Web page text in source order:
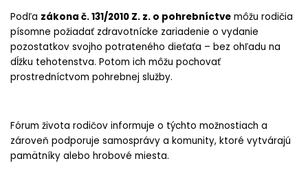
Podľa zákona č. 131/2010 Z. z. o pohrebníctve môžu rodičia
písomne požiadať zdravotnícke zariadenie o vydanie
pozostatkov svojho potrateného dieťaťa – bez ohľadu na
dĺžku tehotenstva. Potom ich môžu pochovať
prostredníctvom pohrebnej služby.
Fórum života rodičov informuje o týchto možnostiach a
zároveň podporuje samosprávy a komunity, ktoré vytvárajú
pamätníky alebo hrobové miesta.